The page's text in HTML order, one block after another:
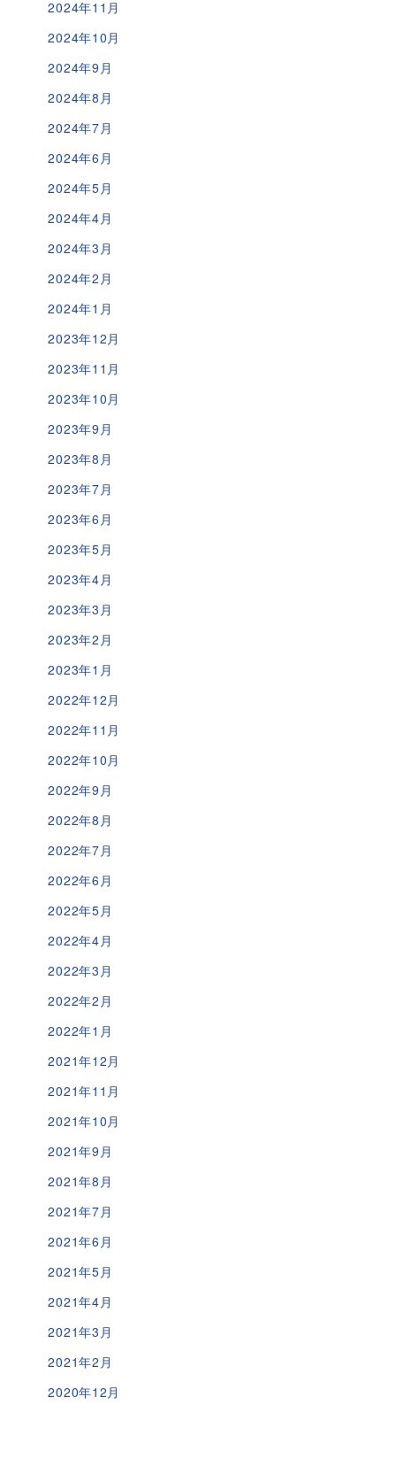
2024年11月
2024年10月
2024年9月
2024年8月
2024年7月
2024年6月
2024年5月
2024年4月
2024年3月
2024年2月
2024年1月
2023年12月
2023年11月
2023年10月
2023年9月
2023年8月
2023年7月
2023年6月
2023年5月
2023年4月
2023年3月
2023年2月
2023年1月
2022年12月
2022年11月
2022年10月
2022年9月
2022年8月
2022年7月
2022年6月
2022年5月
2022年4月
2022年3月
2022年2月
2022年1月
2021年12月
2021年11月
2021年10月
2021年9月
2021年8月
2021年7月
2021年6月
2021年5月
2021年4月
2021年3月
2021年2月
2020年12月